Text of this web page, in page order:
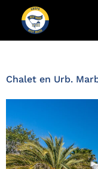
Zona de
Marbesa
Chalet en Urb.